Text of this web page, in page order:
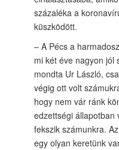
százaléka a
küszködött.
– A Pécs a
mi két éve nagyon jól
mondta Ur László,
végig ott volt
hogy nem vár ránk
edzettségi állapotban
fekszik számunkra.
egy olyan keretünk